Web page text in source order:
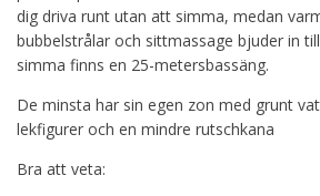
dig driva runt utan att simma, medan
bubbelstrålar och sittmassage bjuder in
simma finns en 25-metersbassäng.
De minsta har sin egen zon med grunt
lekfigurer och en mindre rutschkana
Bra att veta: